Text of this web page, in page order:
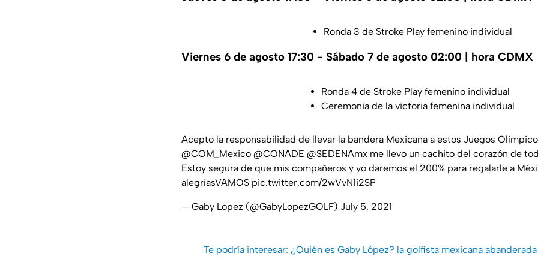
Ronda 3 de Stroke Play femenino individual
Viernes 6 de agosto 17:30 - Sábado 7 de agosto 02:00 | hora CDMX
Ronda 4 de Stroke Play femenino individual
Ceremonia de la victoria femenina individual
Acepto la responsabilidad de llevar la bandera Mexicana a estos Juegos
@COM_Mexico @CONADE @SEDENAmx me llevo un cachito del corazón de
Estoy segura de que mis compañeros y yo daremos el 200% para regalarle a
alegríasVAMOS pic.twitter.com/2wVvN1i2SP
— Gaby Lopez (@GabyLopezGOLF) July 5, 2021
Te podría interesar: ¿Quién es Gaby López? la golfista mexicana